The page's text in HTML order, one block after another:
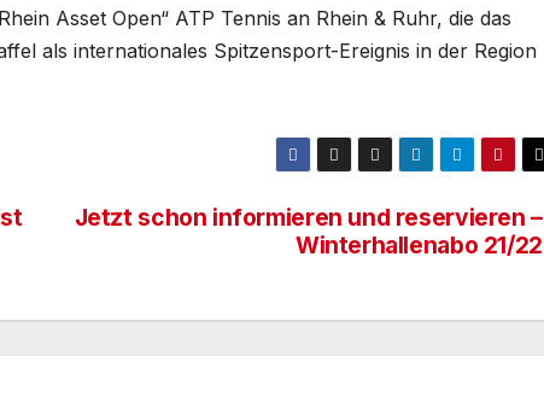
Asset Open“ ATP Tennis an Rhein & Ruhr, die das
als internationales Spitzensport-Ereignis in der Region
Jetzt schon informieren und reservieren –
Winterhallenabo 21/22